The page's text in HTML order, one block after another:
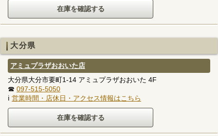
大分県
アミュプラザおおいた店
大分県大分市要町1-14 アミュプラザおおいた 4F
☎ 097-515-5050
ℹ 営業時間・店休日・アクセス情報はこちら